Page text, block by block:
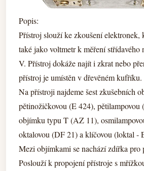
Popis:
Přístroj slouží ke zkoušení elektronek,
také jako voltmetr k měření střídavého
V. Přístroj dokáže najít i zkrat nebo
přístroj je umístěn v dřevěném kufříku.
Na přístroji najdeme šest zkušebních
pětinožičkovou (E 424),
objímku typu T (AZ 11),
oktalovou (DF 21) a klíčovou (loktal -
Mezi objímkami se nachází zdířka
Poslouží k propojení přístroje s